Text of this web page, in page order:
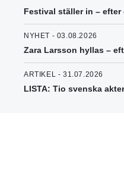
Festival ställer in –
NYHET - 03.08.2026
Zara Larsson hyllas –
ARTIKEL - 31.07.2026
LISTA: Tio svenska